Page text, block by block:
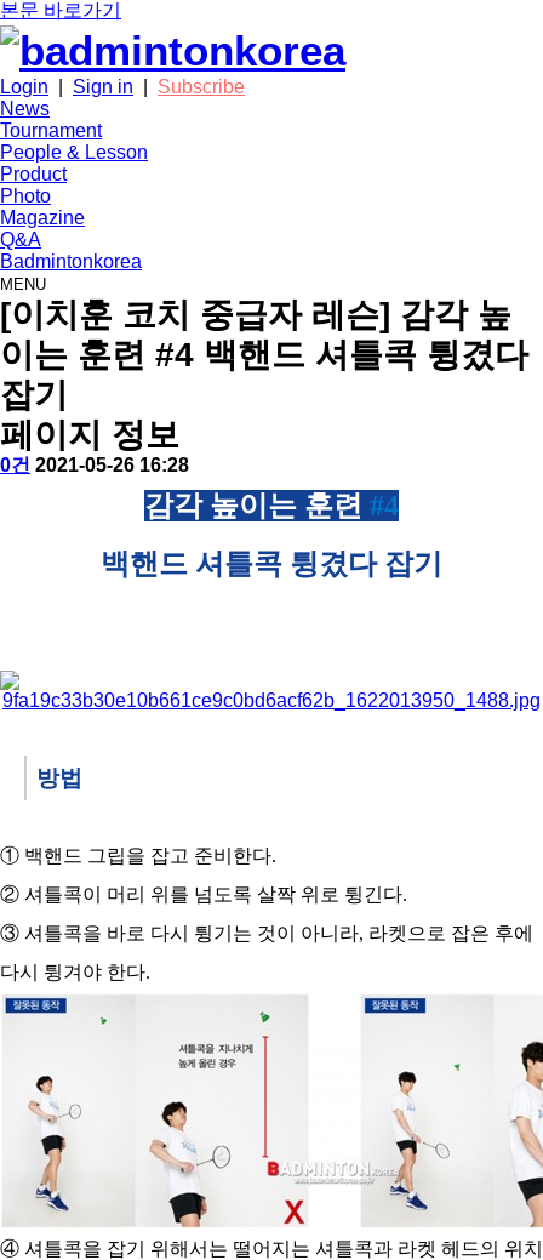
본문 바로가기
Login Sign in
Subscribe
News
Tournament
People & Lesson
Product
Photo
Magazine
Q&A
Badmintonkorea
MENU
people
[이치훈 코치 중급자 레슨] 감각 높
이는 훈련 #4 백핸드 셔틀콕 튕겼다
잡기
페이지 정보
작
배
댓
0건 작
2021-05-26 16:28
감각 높이는 훈련 #4
백핸드 셔틀콕 튕겼다 잡기
방법
① 백핸드 그립을 잡고 준비한다.
② 셔틀콕이 머리 위를 넘도록 살짝 위로 튕긴다.
③ 셔틀콕을 바로 다시 튕기는 것이 아니라, 라켓으로 잡은 후에
다시 튕겨야 한다.
④ 셔틀콕을 잡기 위해서는 떨어지는 셔틀콕과 라켓 헤드의 위치